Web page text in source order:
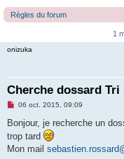
Règles du forum
1
onizuka
Cherche dossard Tri
M
s
a
g
e
06 oct. 2015, 09:09
Bonjour, je recherche un
trop tard
Mon mail